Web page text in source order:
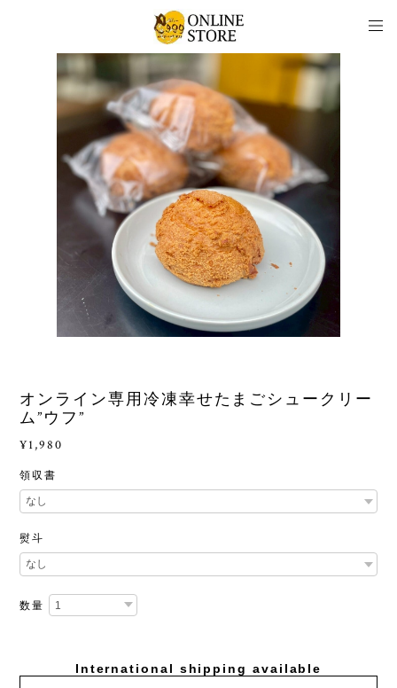
オンライン専用冷凍幸せたまごシュークリー
ム”ウフ”
¥1,980
領収書
熨斗
数量
International shipping available